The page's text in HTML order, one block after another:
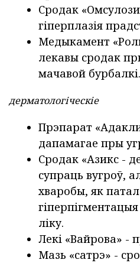
Сродак
гіперплазія
Медыкамент
лекавы сродак
мачавой бурбалкі.
дерматологіческіе
Прэпарат
дапамагае пры
Сродак «Азикс -
супраць вугроў,
хваробы, як
ліку.
Лекі «Вайрова» -
Мазь «сатрэ» -